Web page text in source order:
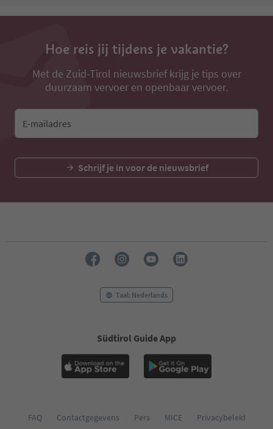
Hoe reis jij tijdens je vakantie?
Met de Zuid-Tirol nieuwsbrief krijg je tips over
duurzaam vervoer en openbaar vervoer.
E-mailadres
Schrijf je in voor de nieuwsbrief
Taal: Nederlands
Südtirol Guide App
FAQ Contactgegevens Pers MICE
Privacybeleid